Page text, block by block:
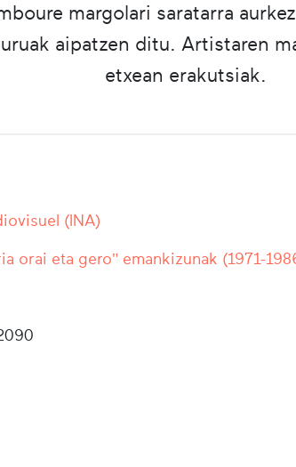
margolari saratarra
aipatzen ditu. Artistaren
etxean erakutsiak.
(INA)
orai eta gero" emankizunak (1971-